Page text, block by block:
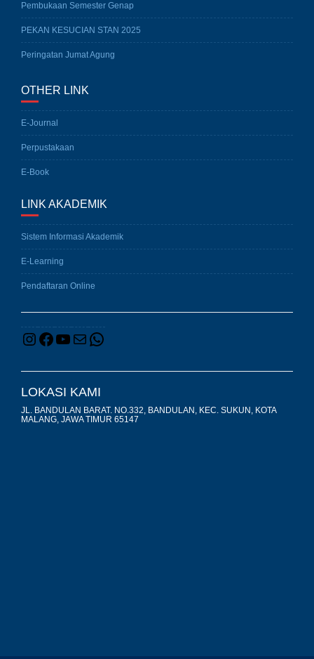
Pembukaan Semester Genap
PEKAN KESUCIAN STAN 2025
Peringatan Jumat Agung
OTHER LINK
E-Journal
Perpustakaan
E-Book
LINK AKADEMIK
Sistem Informasi Akademik
E-Learning
Pendaftaran Online
LOKASI KAMI
JL. BANDULAN BARAT. NO.332, BANDULAN, KEC. SUKUN, KOTA
MALANG, JAWA TIMUR 65147